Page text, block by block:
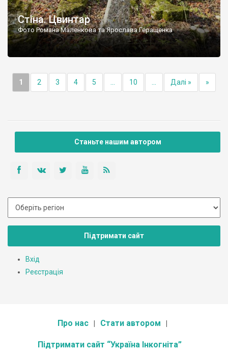
Стіна. Цвинтар
Фото Романа Маленкова та Ярослава Геращенка
1 2 3 4 5 10 Далі » »
Станьте нашим автором
Підтримати сайт
Вхід
Реєстрація
Про нас Стати автором
Підтримати сайт “Україна Інкогніта”